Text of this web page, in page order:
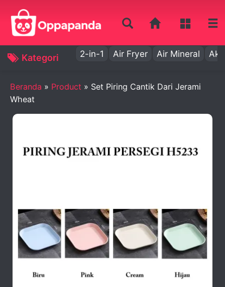
Kategori 2-in-1 Air Fryer Air Mineral Aki
Beranda » Product » Set Piring Cantik Dari Jerami
Wheat